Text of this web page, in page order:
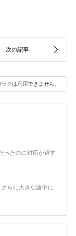
ックは利用できません。
ったのに対応が遅す
らに大きな論争に